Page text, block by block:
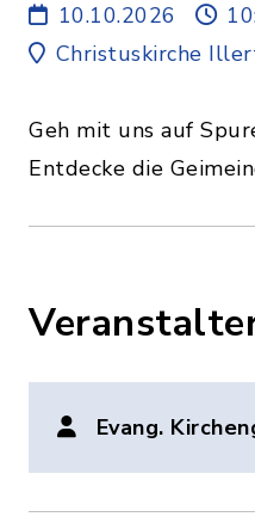
10.10.2026
Christuskirche
Geh mit uns auf
Entdecke die
Evang.